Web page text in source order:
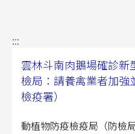
:::
雲林斗南肉鵝場確診
檢局：請養禽業者加強
檢疫署）
動植物防疫檢疫局（防檢